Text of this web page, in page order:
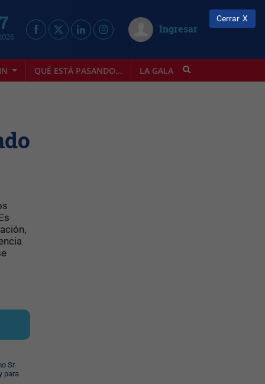
Ingresar
QUÉ ESTÁ PASANDO... LA GALA INFOSTYLE
Sr.
para
Cerrar